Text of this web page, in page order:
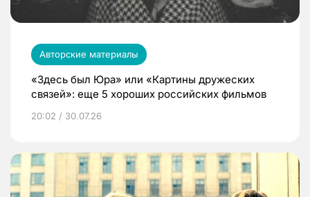
Авторские материалы
«Здесь был Юра» или «Картины дружеских
связей»: еще 5 хороших российских фильмов
20:02 / 30.07.26